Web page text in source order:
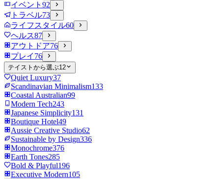
イベント 92
トラベル73
ライフスタイル60
ヘルス87
アウトドア76
プレイ 76
テイストから選ぶ12
Quiet Luxury37
Scandinavian Minimalism133
Coastal Australian99
Modern Tech243
Japanese Simplicity131
Boutique Hotel49
Aussie Creative Studio62
Sustainable by Design336
Monochrome376
Earth Tones285
Bold & Playful196
Executive Modern105